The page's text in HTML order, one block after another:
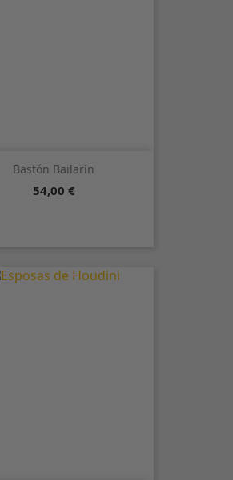
Bastón Bailarín
Precio
54,00 €